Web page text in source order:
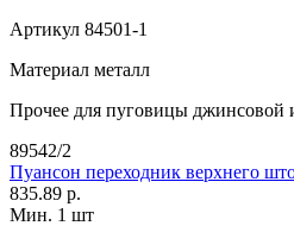
Артикул 84501-1
Материал металл
Прочее для пуговицы джинсовой
89542/2
Пуансон переходник верхнего
835.89 р.
Мин. 1 шт